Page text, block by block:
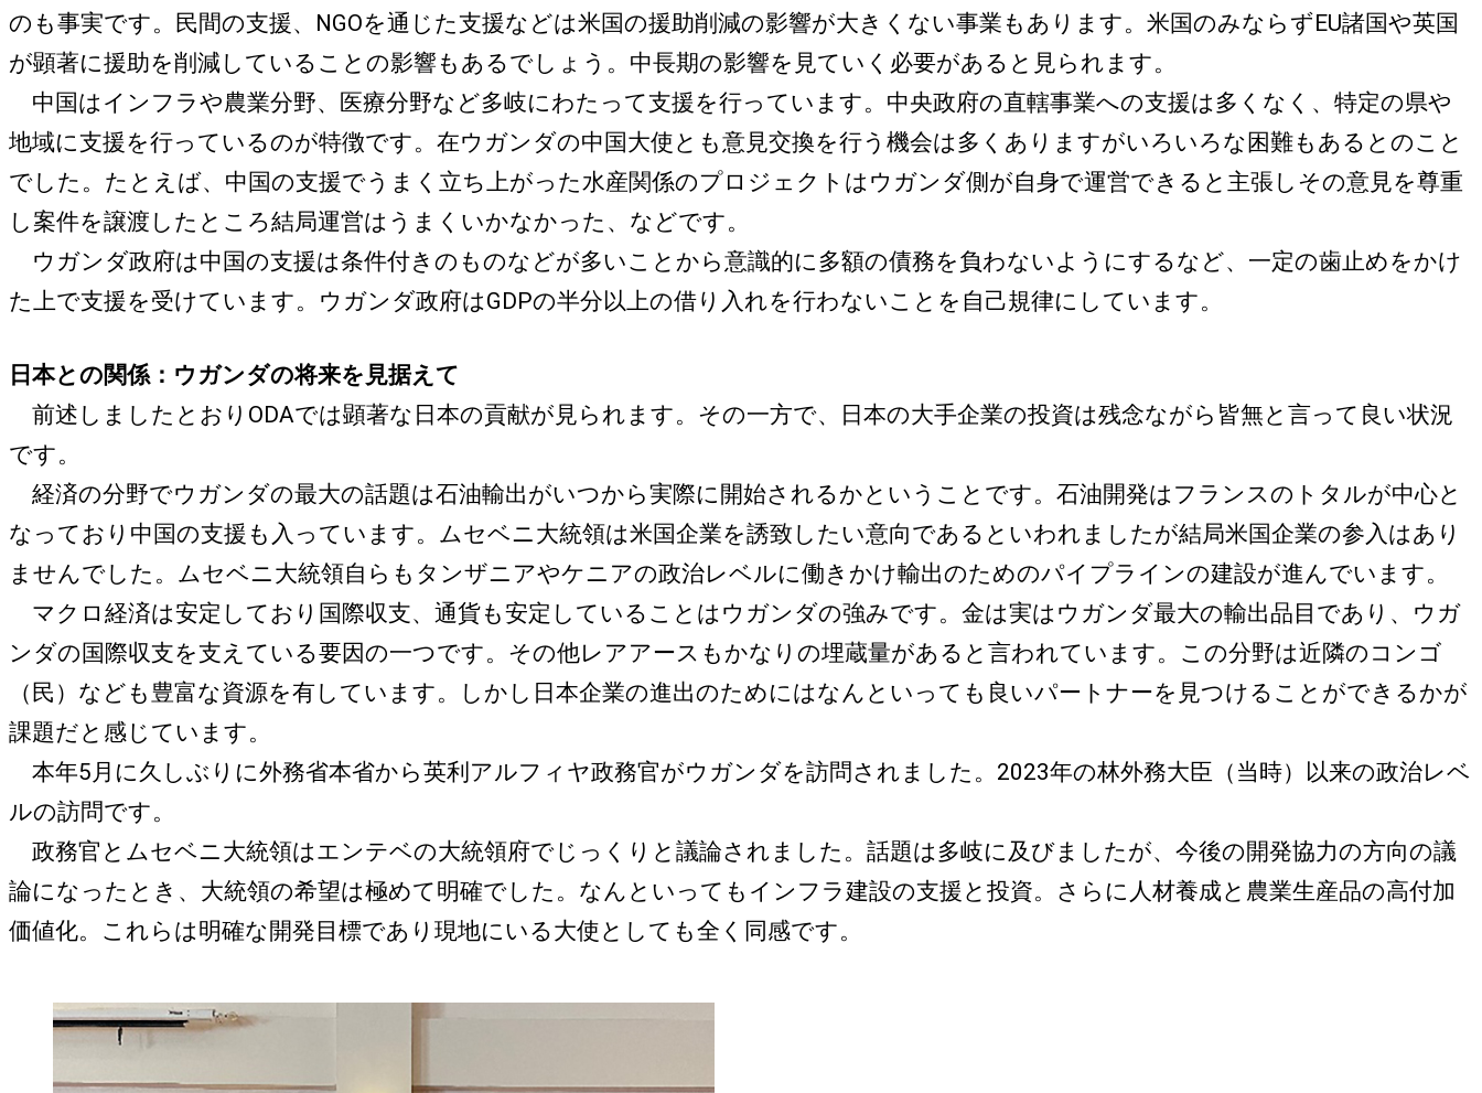
のも事実です。民間の支援、NGOを通じた支援などは米国の援助削減の影響が大きくない事業もあります。米国のみならずEU諸国や英国
が顕著に援助を削減していることの影響もあるでしょう。中長期の影響を見ていく必要があると見られます。
中国はインフラや農業分野、医療分野など多岐にわたって支援を行っています。中央政府の直轄事業への支援は多くなく、特定の県や
地域に支援を行っているのが特徴です。在ウガンダの中国大使とも意見交換を行う機会は多くありますがいろいろな困難もあるとのこと
でした。たとえば、中国の支援でうまく立ち上がった水産関係のプロジェクトはウガンダ側が自身で運営できると主張しその意見を尊重
し案件を譲渡したところ結局運営はうまくいかなかった、などです。
ウガンダ政府は中国の支援は条件付きのものなどが多いことから意識的に多額の債務を負わないようにするなど、一定の歯止めをかけ
た上で支援を受けています。ウガンダ政府はGDPの半分以上の借り入れを行わないことを自己規律にしています。
日本との関係：ウガンダの将来を見据えて
前述しましたとおりODAでは顕著な日本の貢献が見られます。その一方で、日本の大手企業の投資は残念ながら皆無と言って良い状況
です。
経済の分野でウガンダの最大の話題は石油輸出がいつから実際に開始されるかということです。石油開発はフランスのトタルが中心と
なっており中国の支援も入っています。ムセベニ大統領は米国企業を誘致したい意向であるといわれましたが結局米国企業の参入はあり
ませんでした。ムセベニ大統領自らもタンザニアやケニアの政治レベルに働きかけ輸出のためのパイプラインの建設が進んでいます。
マクロ経済は安定しており国際収支、通貨も安定していることはウガンダの強みです。金は実はウガンダ最大の輸出品目であり、ウガ
ンダの国際収支を支えている要因の一つです。その他レアアースもかなりの埋蔵量があると言われています。この分野は近隣のコンゴ
（民）なども豊富な資源を有しています。しかし日本企業の進出のためにはなんといっても良いパートナーを見つけることができるかが
課題だと感じています。
本年5月に久しぶりに外務省本省から英利アルフィヤ政務官がウガンダを訪問されました。2023年の林外務大臣（当時）以来の政治レベ
ルの訪問です。
政務官とムセベニ大統領はエンテベの大統領府でじっくりと議論されました。話題は多岐に及びましたが、今後の開発協力の方向の議
論になったとき、大統領の希望は極めて明確でした。なんといってもインフラ建設の支援と投資。さらに人材養成と農業生産品の高付加
価値化。これらは明確な開発目標であり現地にいる大使としても全く同感です。